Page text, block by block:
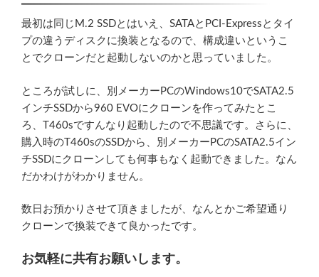
最初は同じM.2 SSDとはいえ、SATAとPCI-Expressとタイ
プの違うディスクに換装となるので、構成違いというこ
とでクローンだと起動しないのかと思っていました。
ところが試しに、別メーカーPCのWindows10でSATA2.5
インチSSDから960 EVOにクローンを作ってみたとこ
ろ、T460sですんなり起動したので不思議です。さらに、
購入時のT460sのSSDから、別メーカーPCのSATA2.5イン
チSSDにクローンしても何事もなく起動できました。なん
だかわけがわかりません。
数日お預かりさせて頂きましたが、なんとかご希望通り
クローンで換装できて良かったです。
お気軽に共有お願いします。